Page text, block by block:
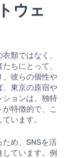
ウェ
類ではなく、
ちにとって、
、彼らの個性や
、東京の原宿や
ションは、独特
特徴的で、こ
います。
ため、SNSを活
しています。例